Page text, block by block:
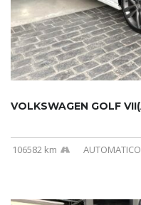
106582 km AUTOMATICO